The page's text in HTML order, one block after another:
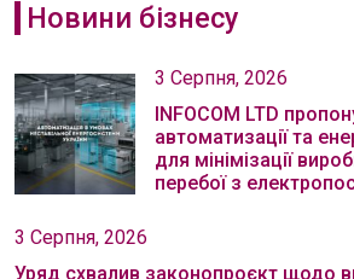
Новини бізнесу
3 Серпня, 2026
INFOCOM LTD
автоматизації та
для мінімізації
перебої з
3 Серпня, 2026
Уряд схвалив законопроєкт щодо